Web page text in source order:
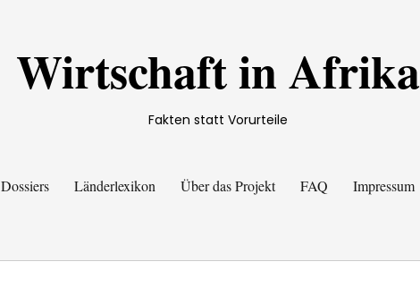
Wirtschaft in Afrika
Fakten statt Vorurteile
Dossiers Länderlexikon Über das Projekt FAQ Impressum